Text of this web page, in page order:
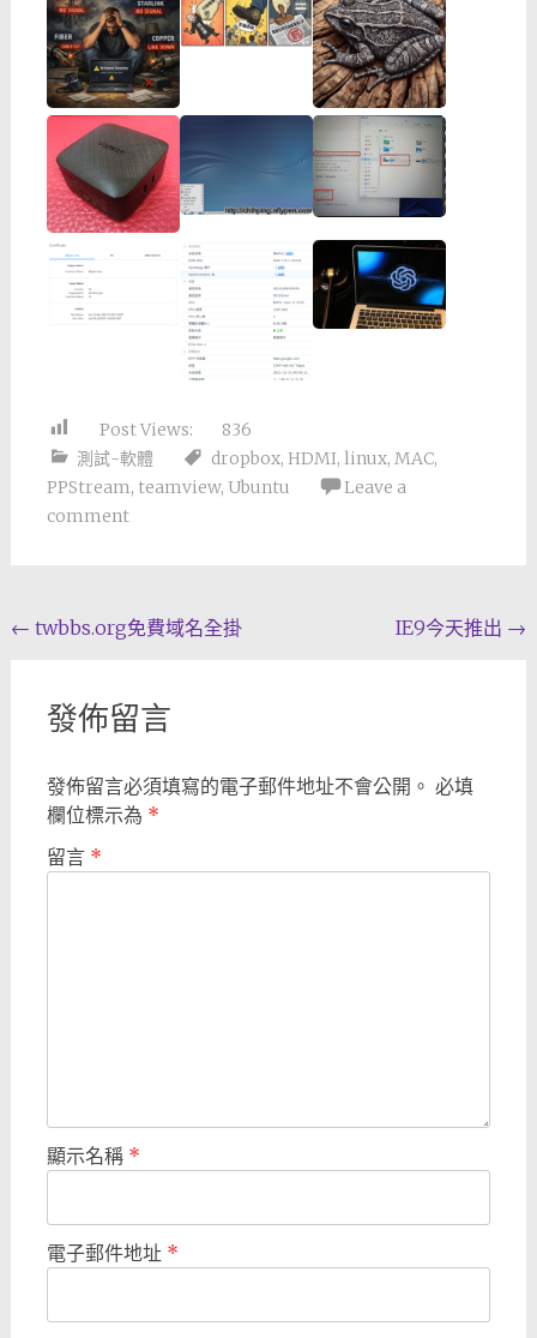
Post Views:
836
測試-軟體
dropbox, HDMI, linux, MAC,
PPStream, teamview, Ubuntu
Leave a
comment
Post
← twbbs.org免費域名全掛 IE9今天推出 →
發佈留言
發佈留言必須填寫的電子郵件地址不會公開。 必填
欄位標示為 *
留言 *
顯示名稱 *
電子郵件地址 *